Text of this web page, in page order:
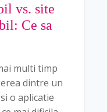
vs. site
Ce sa
multi timp
dintre un
o aplicatie